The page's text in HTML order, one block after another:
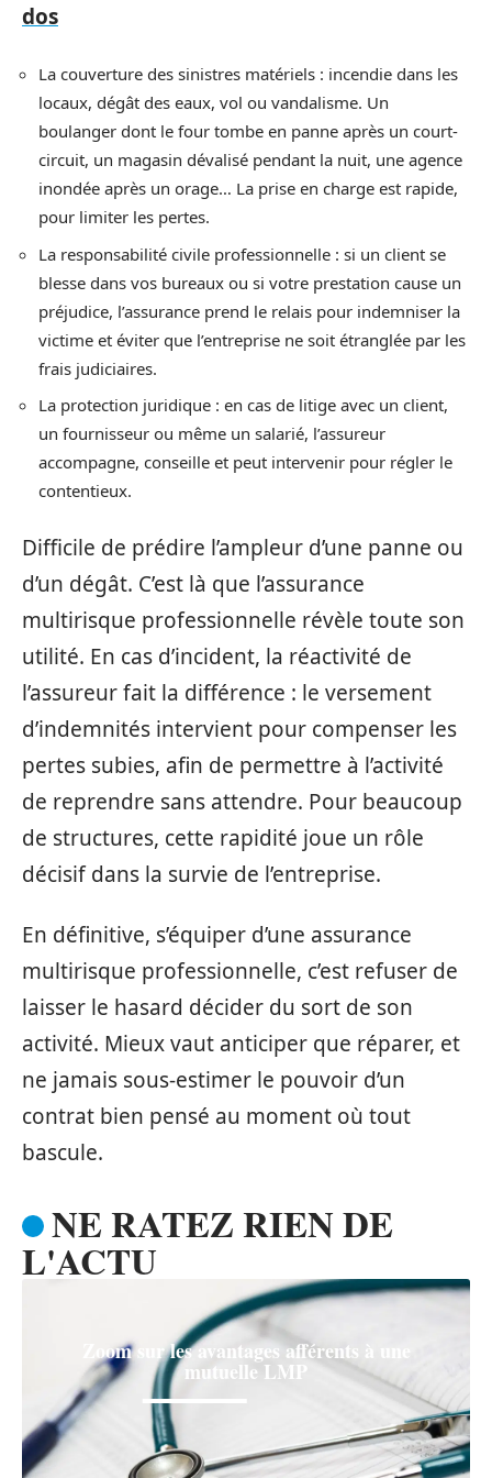
dos
La couverture des sinistres matériels : incendie dans les
locaux, dégât des eaux, vol ou vandalisme. Un
boulanger dont le four tombe en panne après un court-
circuit, un magasin dévalisé pendant la nuit, une agence
inondée après un orage… La prise en charge est rapide,
pour limiter les pertes.
La responsabilité civile professionnelle : si un client se
blesse dans vos bureaux ou si votre prestation cause un
préjudice, l’assurance prend le relais pour indemniser la
victime et éviter que l’entreprise ne soit étranglée par les
frais judiciaires.
La protection juridique : en cas de litige avec un client,
un fournisseur ou même un salarié, l’assureur
accompagne, conseille et peut intervenir pour régler le
contentieux.
Difficile de prédire l’ampleur d’une panne ou
d’un dégât. C’est là que l’assurance
multirisque professionnelle révèle toute son
utilité. En cas d’incident, la réactivité de
l’assureur fait la différence : le versement
d’indemnités intervient pour compenser les
pertes subies, afin de permettre à l’activité
de reprendre sans attendre. Pour beaucoup
de structures, cette rapidité joue un rôle
décisif dans la survie de l’entreprise.
En définitive, s’équiper d’une assurance
multirisque professionnelle, c’est refuser de
laisser le hasard décider du sort de son
activité. Mieux vaut anticiper que réparer, et
ne jamais sous-estimer le pouvoir d’un
contrat bien pensé au moment où tout
bascule.
NE RATEZ RIEN DE
L'ACTU
Zoom sur les avantages afférents à une
mutuelle LMP